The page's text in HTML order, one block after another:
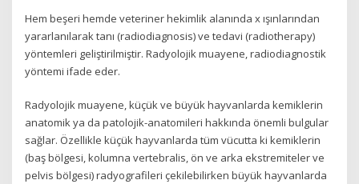
Hem beşeri hemde veteriner hekimlik alanında x ışınlarından
yararlanılarak tanı (radiodiagnosis) ve tedavi (radiotherapy)
yöntemleri geliştirilmiştir. Radyolojik muayene, radiodiagnostik
yöntemi ifade eder.
Radyolojik muayene, küçük ve büyük hayvanlarda kemiklerin
anatomik ya da patolojik-anatomileri hakkında önemli bulgular
sağlar. Özellikle küçük hayvanlarda tüm vücutta ki kemiklerin
(baş bölgesi, kolumna vertebralis, ön ve arka ekstremiteler ve
pelvis bölgesi) radyografileri çekilebilirken büyük hayvanlarda